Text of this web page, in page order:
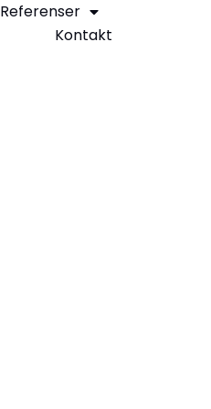
Referenser
Kontakt